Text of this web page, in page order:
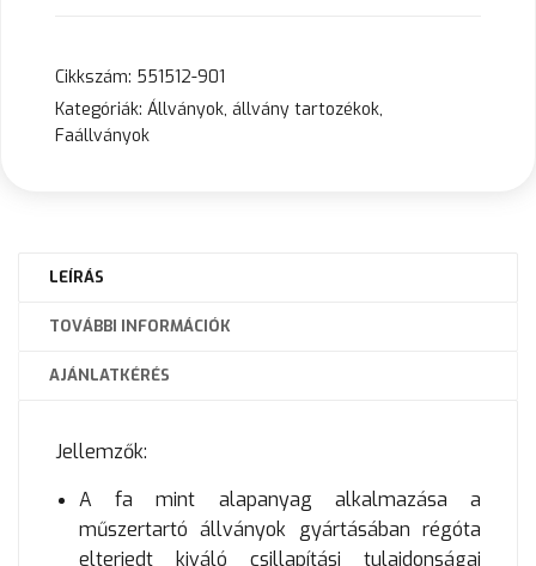
Cikkszám: 551512-901
Kategóriák: Állványok, állvány tartozékok,
Faállványok
LEÍRÁS
TOVÁBBI INFORMÁCIÓK
AJÁNLATKÉRÉS
Jellemzők:
A fa mint alapanyag alkalmazása a
műszertartó állványok gyártásában régóta
elterjedt kiváló csillapítási tulajdonságai